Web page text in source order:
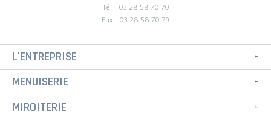
Tél : 03 28 58 70 70
Fax : 03 28 58 70 79
L'ENTREPRISE
MENUISERIE
MIROITERIE